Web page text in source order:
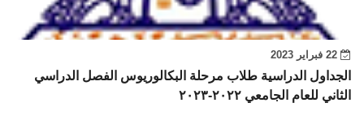
الجداول الدراسية طلاب مرحلة البكالوريوس الفصل الدراسي
الثاني للعام الجامعي ٢٠٢٢-٢٠٢٣